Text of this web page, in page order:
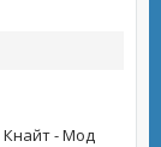
Кнайт - Мод